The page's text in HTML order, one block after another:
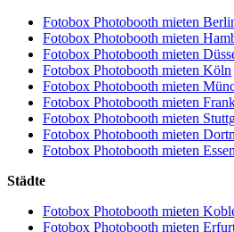
Fotobox Photobooth mieten
Fotobox Photobooth mieten
Fotobox Photobooth mieten
Fotobox Photobooth mieten Köln
Fotobox Photobooth mieten
Fotobox Photobooth mieten
Fotobox Photobooth mieten
Fotobox Photobooth mieten
Fotobox Photobooth mieten Essen
Städte
Fotobox Photobooth mieten
Fotobox Photobooth mieten